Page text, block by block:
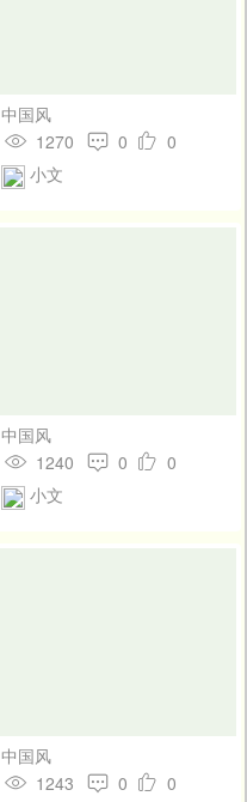
中国风
1270
0
0
小文
中国风
1240
0
0
小文
中国风
1243
0
0